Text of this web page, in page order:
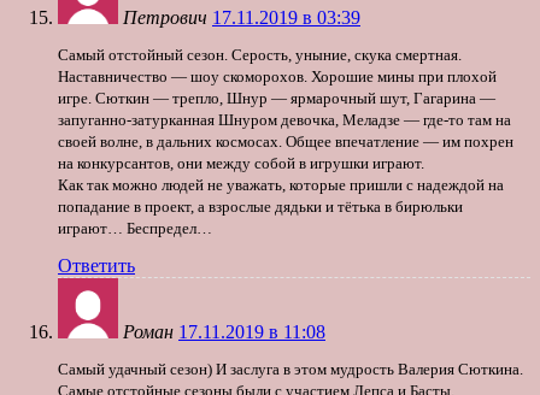
Петрович 17.11.2019 в 03:39
Самый отстойный сезон. Серость, уныние, скука смертная.
Наставничество — шоу скоморохов. Хорошие мины при плохой
игре. Сюткин — трепло, Шнур — ярмарочный шут, Гагарина —
запуганно-затурканная Шнуром девочка, Меладзе — где-то там на
своей волне, в дальних космосах. Общее впечатление — им похрен
на конкурсантов, они между собой в игрушки играют.
Как так можно людей не уважать, которые пришли с надеждой на
попадание в проект, а взрослые дядьки и тётька в бирюльки
играют… Беспредел…
Ответить
Роман 17.11.2019 в 11:08
Самый удачный сезон) И заслуга в этом мудрость Валерия Сюткина.
Самые отстойные сезоны были с участием Лепса и Басты.